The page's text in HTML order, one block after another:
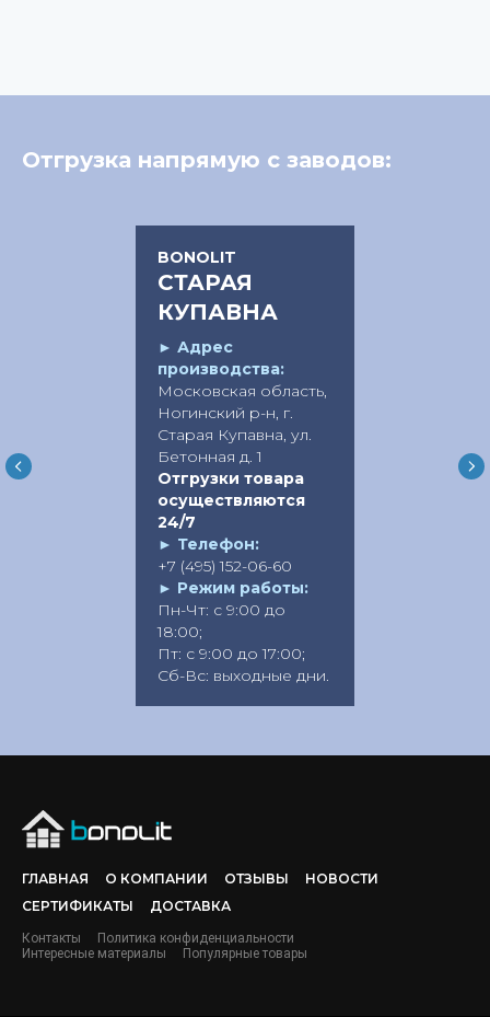
Отгрузка напрямую с заводов:
BONOLIT
СТАРАЯ
КУПАВНА
► Адрес
производства:
Московская область,
Ногинский р-н, г.
Старая Купавна, ул.
Бетонная д. 1
Отгрузки товара
осуществляются
24/7
► Телефон:
+7 (495) 152-06-60
► Режим работы:
Пн-Чт: с 9:00 до
18:00;
Пт: с 9:00 до 17:00;
Сб-Вс: выходные дни.
ГЛАВНАЯ О КОМПАНИИ ОТЗЫВЫ
НОВОСТИ
СЕРТИФИКАТЫ
ДОСТАВКА
Контакты
Политика конфиденциальности
Интересные материалы
Популярные товары